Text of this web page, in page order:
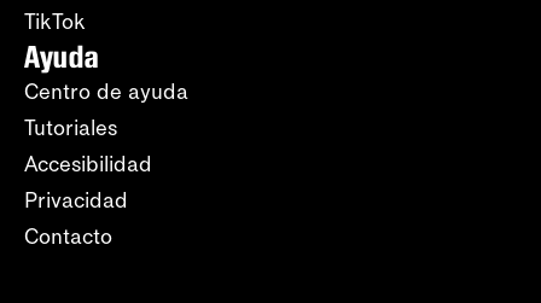
TikTok
Ayuda
Centro de ayuda
Tutoriales
Accesibilidad
Privacidad
Contacto